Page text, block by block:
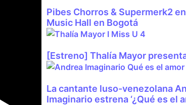
Pibes Chorros & Supermerk2
Music Hall en Bogotá
[Estreno] Thalía Mayor presenta
La cantante luso-venezolana
Imaginario estrena ‘¿Qué es el